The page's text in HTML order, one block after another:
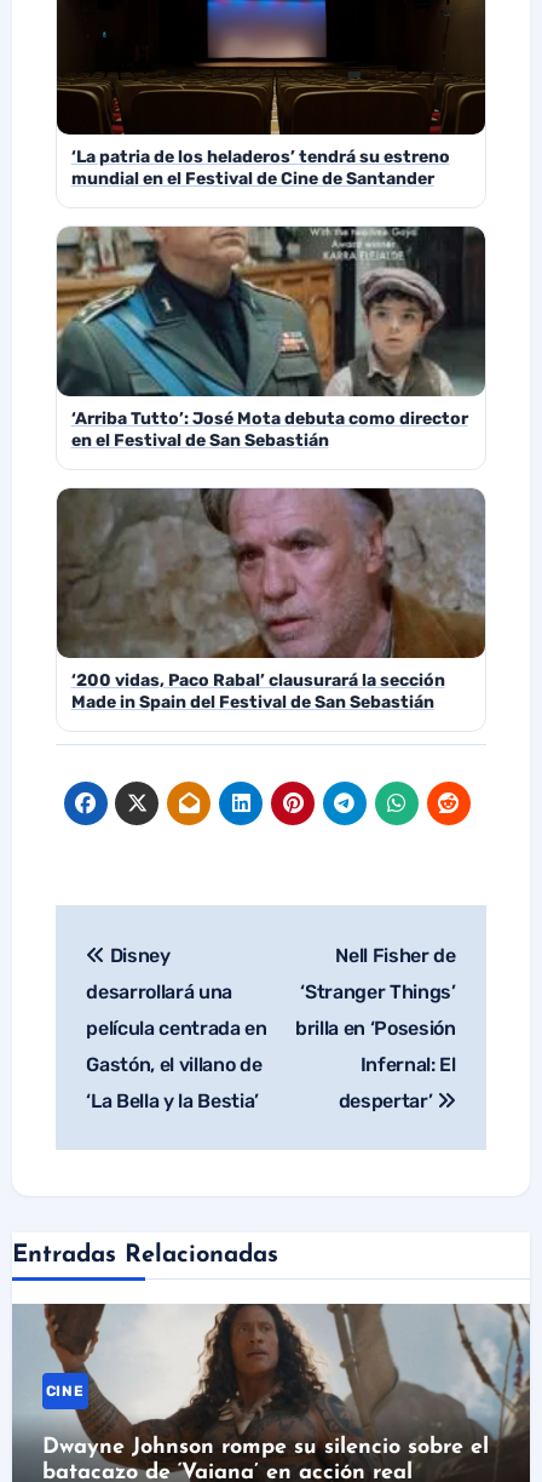
‘La patria de los heladeros’ tendrá su estreno
mundial en el Festival de Cine de Santander
‘Arriba Tutto’: José Mota debuta como director
en el Festival de San Sebastián
‘200 vidas, Paco Rabal’ clausurará la sección
Made in Spain del Festival de San Sebastián
Navegación
de
Disney
desarrollará una
película centrada en
Gastón, el villano de
‘La Bella y la Bestia’
Nell Fisher de
‘Stranger Things’
brilla en ‘Posesión
Infernal: El
despertar’
Entradas Relacionadas
CINE
Dwayne Johnson rompe su silencio sobre el
batacazo de ‘Vaiana’ en acción real